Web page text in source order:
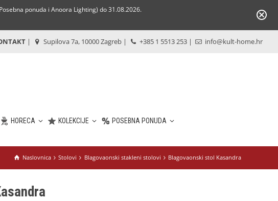
ponuda i Anoora Lighting) do 31.08.2026.
| Supilova 7a, 10000 Zagreb | +385 1 5513 253 | info@kult-home.hr
HORECA KOLEKCIJE POSEBNA PONUDA
Naslovnica Stolovi Blagovaonski stakleni stolovi Blagovaonski stol Kasandra